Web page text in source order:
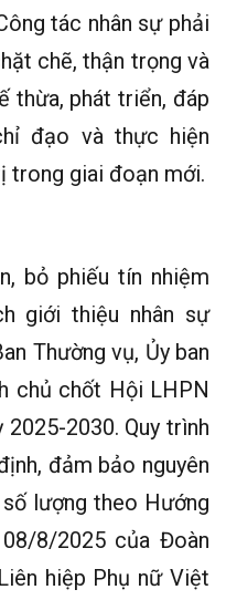
tác nhân sự phải
chẽ, thận trọng và
thừa, phát triển, đáp
đạo và thực hiện
trong giai đoạn mới.
bỏ phiếu tín nhiệm
giới thiệu nhân sự
Thường vụ, Ủy ban
chủ chốt Hội LHPN
2030. Quy trình
đảm bảo nguyên
lượng theo Hướng
8/2025 của Đoàn
hiệp Phụ nữ Việt